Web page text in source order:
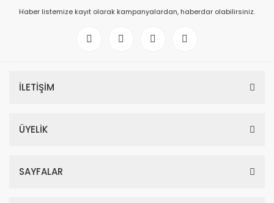
Haber listemize kayıt olarak kampanyalardan, haberdar olabilirsiniz.
İLETİŞİM
ÜYELİK
SAYFALAR